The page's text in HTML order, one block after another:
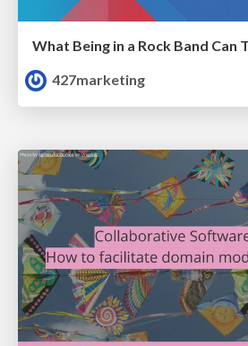
427marketing